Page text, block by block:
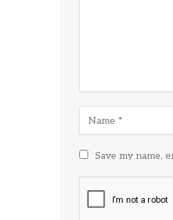
Save my name,